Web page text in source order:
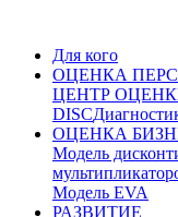
Для кого
ОЦЕНКА
ЦЕНТР
DISC​
ОЦЕНКА
Модель
Модель EVA​
РАЗВИТИЕ